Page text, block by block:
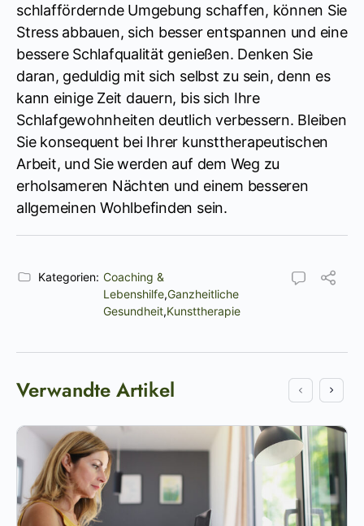
schlaffördernde Umgebung schaffen, können Sie
Stress abbauen, sich besser entspannen und eine
bessere Schlafqualität genießen. Denken Sie
daran, geduldig mit sich selbst zu sein, denn es
kann einige Zeit dauern, bis sich Ihre
Schlafgewohnheiten deutlich verbessern. Bleiben
Sie konsequent bei Ihrer kunsttherapeutischen
Arbeit, und Sie werden auf dem Weg zu
erholsameren Nächten und einem besseren
allgemeinen Wohlbefinden sein.
Kategorien: Coaching &
Lebenshilfe,Ganzheitliche
Gesundheit,Kunsttherapie
Verwandte Artikel